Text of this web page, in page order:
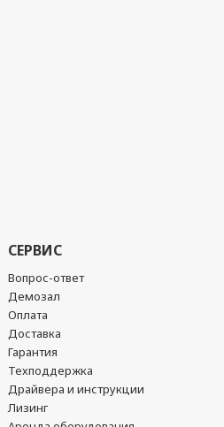
СЕРВИС
Вопрос-ответ
Демозал
Оплата
Доставка
Гарантия
Техподдержка
Драйвера и инструкции
Лизинг